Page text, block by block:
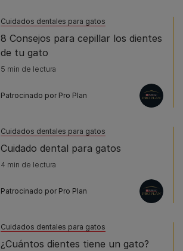
Cuidados dentales para gatos
8 Consejos para cepillar los dientes
de tu gato
5 min de lectura
Patrocinado por Pro Plan
Cuidados dentales para gatos
Cuidado dental para gatos
4 min de lectura
Patrocinado por Pro Plan
Cuidados dentales para gatos
¿Cuántos dientes tiene un gato?